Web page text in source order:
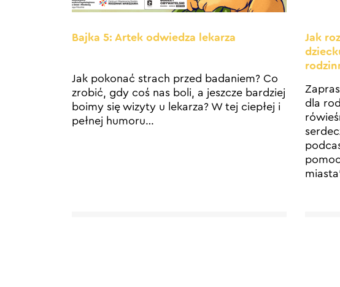
Bajka 5: Artek odwiedza lekarza
Jak pokonać strach przed badaniem? Co
zrobić, gdy coś nas boli, a jeszcze bardziej
boimy się wizyty u lekarza? W tej ciepłej i
pełnej humoru…
Jak
dla